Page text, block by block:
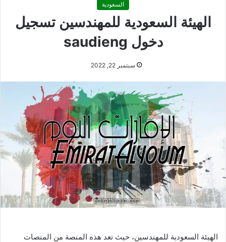
السعودية
الهيئة السعودية للمهندسين تسجيل
دخول saudieng
سبتمبر 22, 2022
الهيئة السعودية للمهندسين، حيث تعد هذه المنصة من المنصات